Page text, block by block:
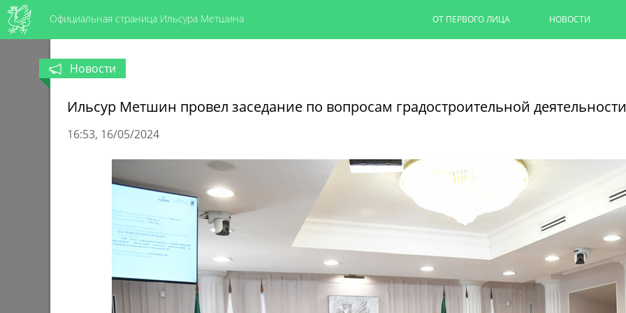
Официальная страница Ильсура Метшина ОТ ПЕРВОГО ЛИЦА НОВОСТИ
Капремонт казанских
Ильсур Метшин провел выездное
Новости
Ильсур Метшин провел заседание по вопросам градостроительной
16:53 16/05/2024